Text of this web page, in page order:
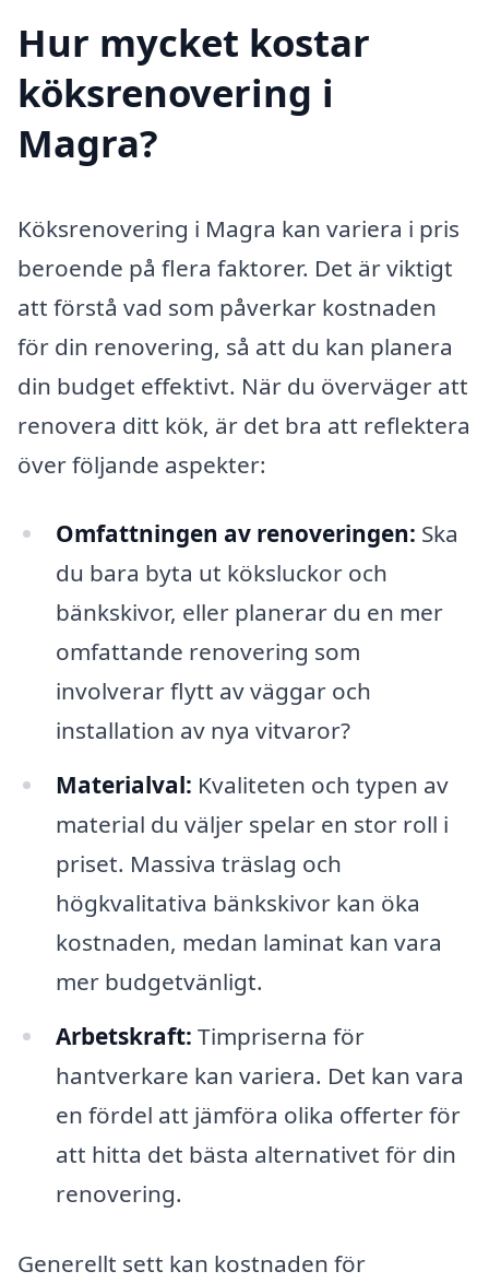
Hur mycket kostar
köksrenovering i
Magra?
Köksrenovering i Magra kan variera i pris
beroende på flera faktorer. Det är viktigt
att förstå vad som påverkar kostnaden
för din renovering, så att du kan planera
din budget effektivt. När du överväger att
renovera ditt kök, är det bra att reflektera
över följande aspekter:
Omfattningen av renoveringen: Ska
du bara byta ut köksluckor och
bänkskivor, eller planerar du en mer
omfattande renovering som
involverar flytt av väggar och
installation av nya vitvaror?
Materialval: Kvaliteten och typen av
material du väljer spelar en stor roll i
priset. Massiva träslag och
högkvalitativa bänkskivor kan öka
kostnaden, medan laminat kan vara
mer budgetvänligt.
Arbetskraft: Timpriserna för
hantverkare kan variera. Det kan vara
en fördel att jämföra olika offerter för
att hitta det bästa alternativet för din
renovering.
Generellt sett kan kostnaden för